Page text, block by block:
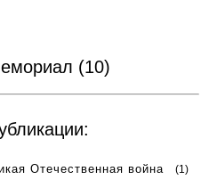
(10)
Отечественная война (1)